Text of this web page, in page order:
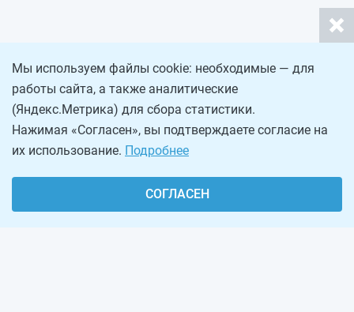
Мы используем файлы cookie: необходимые — для
работы сайта, а также аналитические
(Яндекс.Метрика) для сбора статистики.
Нажимая «Согласен», вы подтверждаете согласие на
их использование. Подробнее
СОГЛАСЕН